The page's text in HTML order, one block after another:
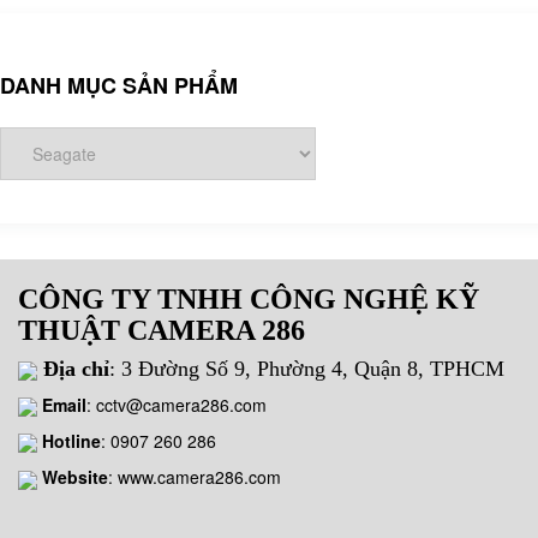
DANH MỤC SẢN PHẨM
CÔNG TY TNHH CÔNG NGHỆ KỸ
THUẬT CAMERA 286
Địa chỉ: 3 Đường Số 9, Phường 4, Quận 8, TPHCM
Email: cctv@camera286.com
Hotline: 0907 260 286
Website: www.camera286.com